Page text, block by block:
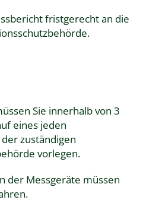
fristgerecht an die
Sie innerhalb von 3
eines jeden
zuständigen
vorlegen.
der Messgeräte müssen